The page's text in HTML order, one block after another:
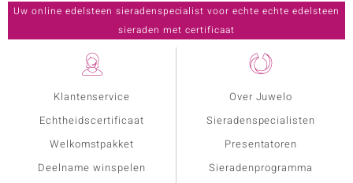
Klantenservice
Echtheidscertificaat
Welkomstpakket
Deelname winspelen
Over Juwelo
Sieradenspecialisten
Presentatoren
Sieradenprogramma